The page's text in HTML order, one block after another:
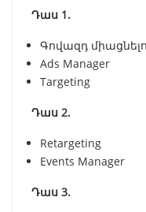
Դաս 1.
Գովազդ
Ads Manager
Targeting
Դաս 2.
Retargeting
Events Manager
Դաս 3.